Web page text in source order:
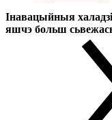
Інавацыйныя
яшчэ больш